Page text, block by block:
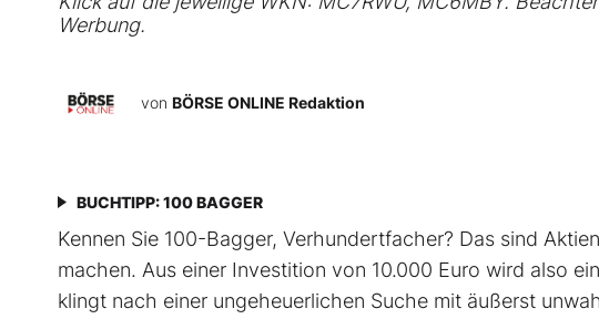
Werbung.
von BÖRSE ONLINE Redaktion
BUCHTIPP: 100 BAGGER
Kennen Sie 100-Bagger, Verhundertfacher? Das sind
machen. Aus einer Investition von 10.000 Euro wird also
klingt nach einer ungeheuerlichen Suche mit äußerst